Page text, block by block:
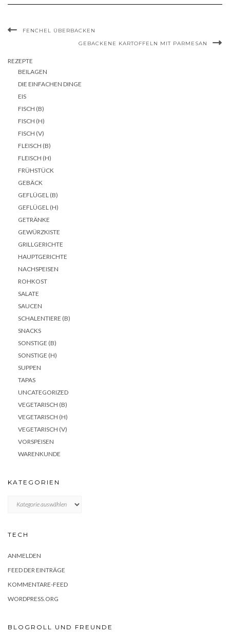
FENCHEL ÜBERBACKEN
GEBACKENE KARTOFFELN MIT PARMESAN
REZEPTE
BEILAGEN
DIE EINFACHEN DINGE
EIS
FISCH (B)
FISCH (H)
FISCH (V)
FLEISCH (B)
FLEISCH (H)
FRÜHSTÜCK
GEBÄCK
GEFLÜGEL (B)
GEFLÜGEL (H)
GETRÄNKE
GEWÜRZKISTE
GRILLGERICHTE
HAUPTGERICHTE
NACHSPEISEN
ROHKOST
SALATE
SAUCEN
SCHALENTIERE (B)
SNACKS
SONSTIGE (B)
SONSTIGE (H)
SUPPEN
TAPAS
UNCATEGORIZED
VEGETARISCH (B)
VEGETARISCH (H)
VEGETARISCH (V)
VORSPEISEN
WARENKUNDE
KATEGORIEN
TECH
ANMELDEN
FEED DER EINTRÄGE
KOMMENTARE-FEED
WORDPRESS.ORG
BLOGROLL UND FREUNDE